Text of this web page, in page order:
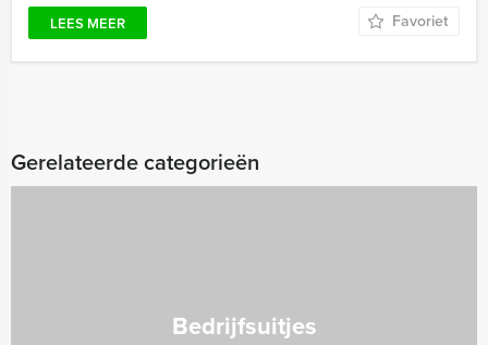
LEES MEER Favoriet
Gerelateerde categorieën
Bedrijfsuitjes